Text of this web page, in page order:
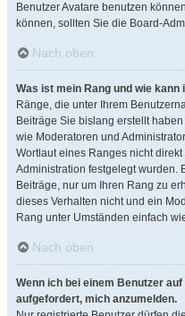
Benutzer Avatare benutzen
können, sollten Sie die Board-
Nach oben
Was ist mein Rang und wie kann
Ränge, die unter Ihrem
Beiträge Sie bislang erstellt
wie Moderatoren und
Wortlaut eines Ranges nicht
Administration festgelegt wurden.
Beiträge, nur um Ihren Rang zu
dieses Verhalten nicht und ein
Rang unter Umständen einfach
Nach oben
Wenn ich bei einem Benutzer
aufgefordert, mich anzumelden.